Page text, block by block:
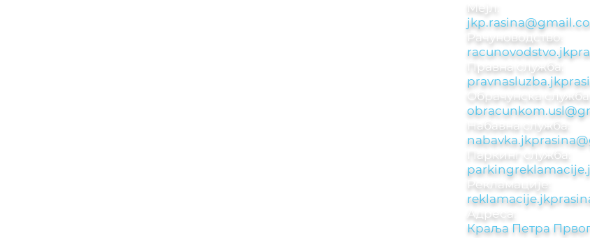
Мејл:
Рачуноводствo:
Правна служба:
Обрачунска служба:
Набавна служба:
Паркинг служба:​
Рекламације:​
Адреса:
Краља Петра